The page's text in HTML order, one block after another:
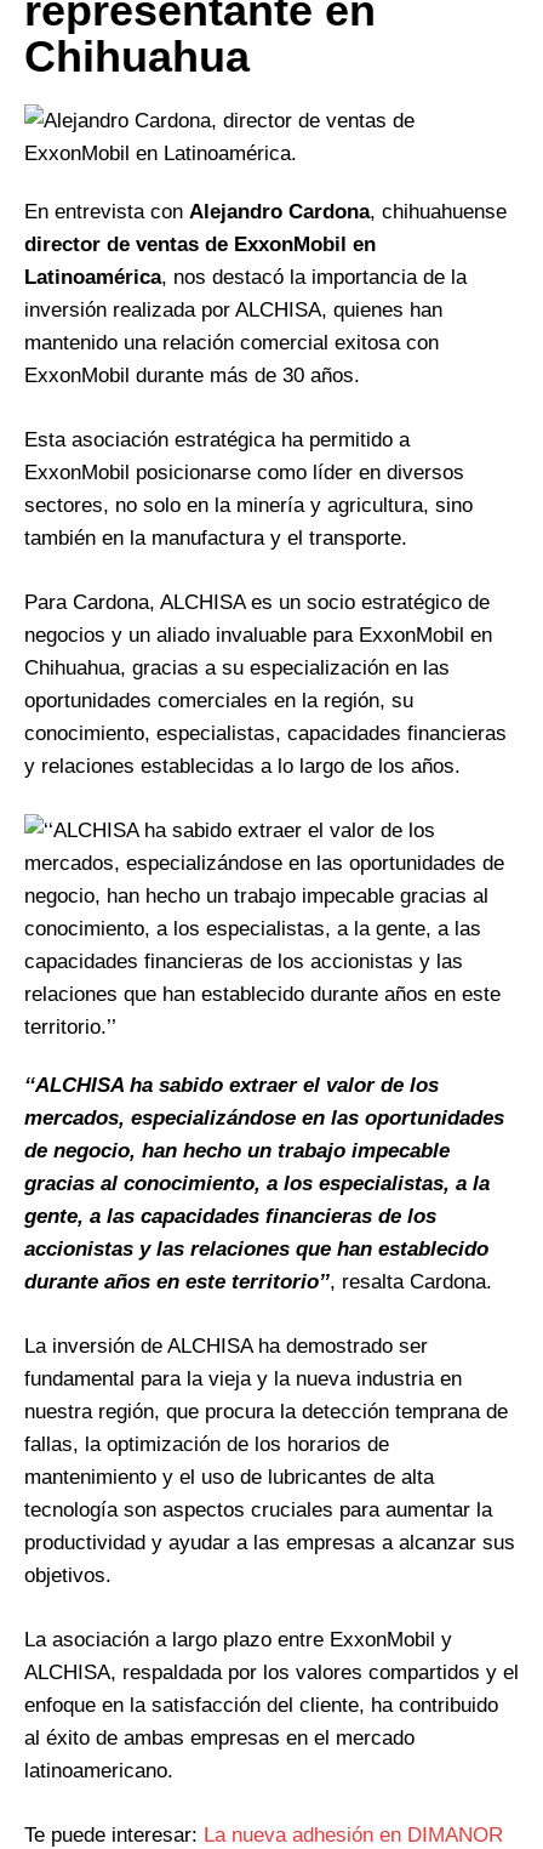
representante en
Chihuahua
En entrevista con Alejandro Cardona, chihuahuense
director de ventas de ExxonMobil en
Latinoamérica, nos destacó la importancia de la
inversión realizada por ALCHISA, quienes han
mantenido una relación comercial exitosa con
ExxonMobil durante más de 30 años.
Esta asociación estratégica ha permitido a
ExxonMobil posicionarse como líder en diversos
sectores, no solo en la minería y agricultura, sino
también en la manufactura y el transporte.
Para Cardona, ALCHISA es un socio estratégico de
negocios y un aliado invaluable para ExxonMobil en
Chihuahua, gracias a su especialización en las
oportunidades comerciales en la región, su
conocimiento, especialistas, capacidades financieras
y relaciones establecidas a lo largo de los años.
‘‘ALCHISA ha sabido extraer el valor de los
mercados, especializándose en las oportunidades
de negocio, han hecho un trabajo impecable
gracias al conocimiento, a los especialistas, a la
gente, a las capacidades financieras de los
accionistas y las relaciones que han establecido
durante años en este territorio’’, resalta Cardona.
La inversión de ALCHISA ha demostrado ser
fundamental para la vieja y la nueva industria en
nuestra región, que procura la detección temprana de
fallas, la optimización de los horarios de
mantenimiento y el uso de lubricantes de alta
tecnología son aspectos cruciales para aumentar la
productividad y ayudar a las empresas a alcanzar sus
objetivos.
La asociación a largo plazo entre ExxonMobil y
ALCHISA, respaldada por los valores compartidos y el
enfoque en la satisfacción del cliente, ha contribuido
al éxito de ambas empresas en el mercado
latinoamericano.
Te puede interesar: La nueva adhesión en DIMANOR